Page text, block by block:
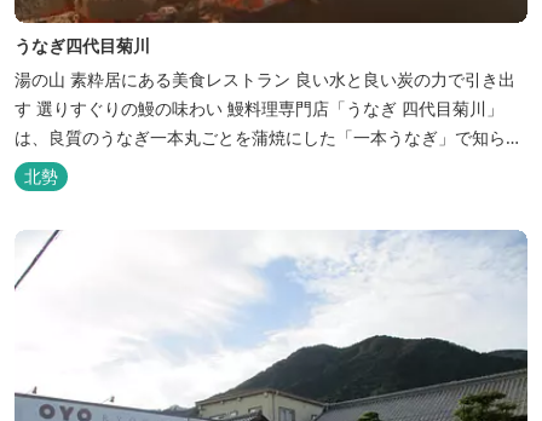
うなぎ四代目菊川
湯の山 素粋居にある美食レストラン 良い水と良い炭の力で引き出
す 選りすぐりの鰻の味わい 鰻料理専門店「うなぎ 四代目菊川」
は、良質のうなぎ一本丸ごとを蒲焼にした「一本うなぎ」で知られ
ます。大きさも太さも極上の鰻を厳選し、皮をパリッと焼き上げて
も身質がフワッとやわらかい、贅沢な食感を実現。 鮮度抜群の鰻を
毎日捌き、良質の炭で焼き立てを供します。素材から炭まで、鰻の
美味しさを熟...
北勢